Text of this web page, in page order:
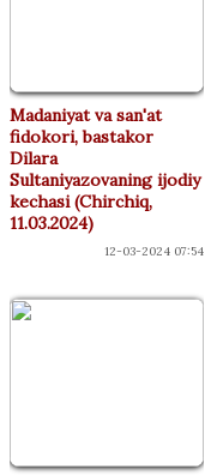
Madaniyat va san'at
fidokori, bastakor
Dilara
Sultaniyazovaning ijodiy
kechasi (Chirchiq,
11.03.2024)
12-03-2024 07:54